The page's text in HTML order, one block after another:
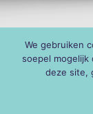
We gebruiken
soepel mogelijk
deze site,